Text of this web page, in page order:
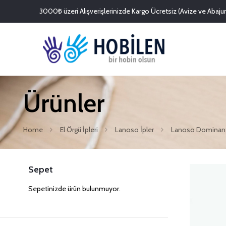
3000₺ üzeri Alışverişlerinizde Kargo Ücretsiz (Avize ve
Ürünler
Home El Örgü İpleri Lanoso İpler Lanoso
Sepet
Sepetinizde ürün bulunmuyor.